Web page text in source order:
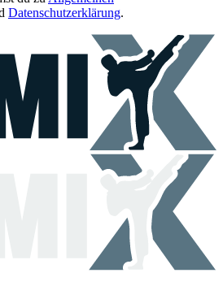
Datenschutzerklärung.